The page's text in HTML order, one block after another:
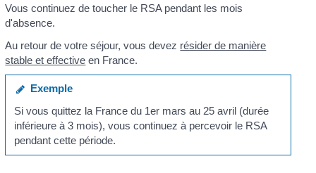
Vous continuez de toucher le RSA pendant les mois
d'absence.
Au retour de votre séjour, vous devez résider de manière
stable et effective en France.
Exemple
Si vous quittez la France du 1ermars au 25 avril (durée
inférieure à 3 mois), vous continuez à percevoir le RSA
pendant cette période.